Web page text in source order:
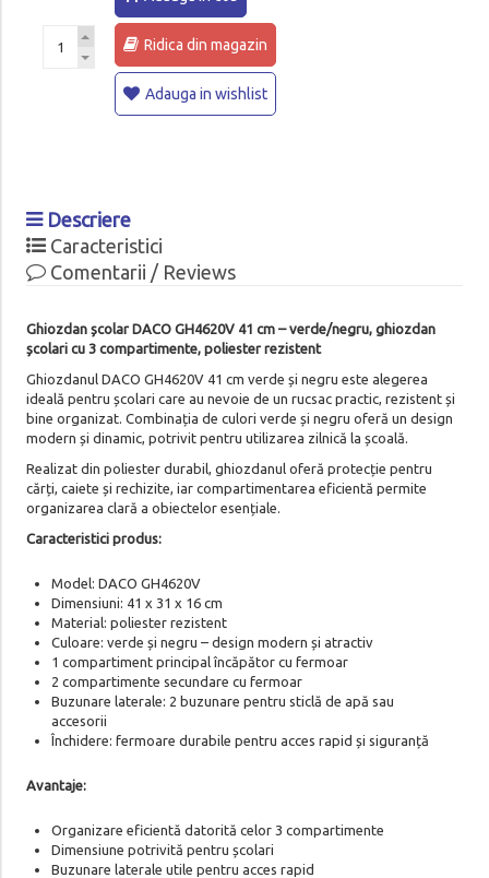
Ridica din magazin
Adauga in wishlist
Descriere
Caracteristici
Comentarii / Reviews
Ghiozdan școlar DACO GH4620V 41 cm – verde/negru, ghiozdan
școlari cu 3 compartimente, poliester rezistent
Ghiozdanul DACO GH4620V 41 cm verde și negru este alegerea
ideală pentru școlari care au nevoie de un rucsac practic, rezistent și
bine organizat. Combinația de culori verde și negru oferă un design
modern și dinamic, potrivit pentru utilizarea zilnică la școală.
Realizat din poliester durabil, ghiozdanul oferă protecție pentru
cărți, caiete și rechizite, iar compartimentarea eficientă permite
organizarea clară a obiectelor esențiale.
Caracteristici produs:
Model: DACO GH4620V
Dimensiuni: 41 x 31 x 16 cm
Material: poliester rezistent
Culoare: verde și negru – design modern și atractiv
1 compartiment principal încăpător cu fermoar
2 compartimente secundare cu fermoar
Buzunare laterale: 2 buzunare pentru sticlă de apă sau
accesorii
Închidere: fermoare durabile pentru acces rapid și siguranță
Avantaje:
Organizare eficientă datorită celor 3 compartimente
Dimensiune potrivită pentru școlari
Buzunare laterale utile pentru acces rapid